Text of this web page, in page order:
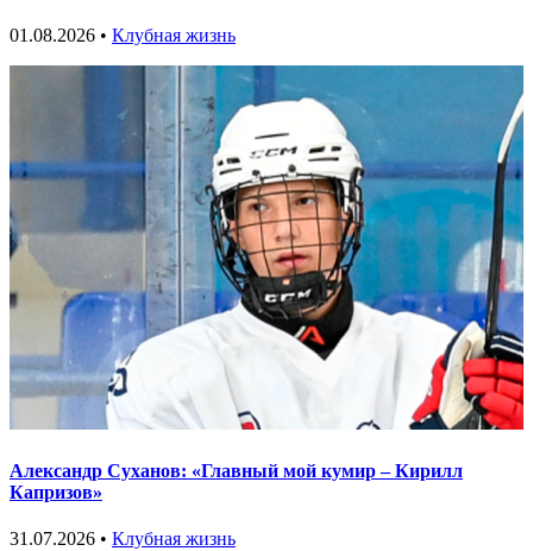
01.08.2026 • Клубная жизнь
Александр Суханов: «Главный мой кумир – Кирилл
Капризов»
31.07.2026 • Клубная жизнь